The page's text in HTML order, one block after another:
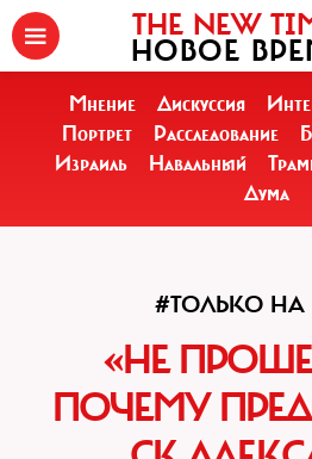
THE NEW
НОВОЕ
Мнение Дискуссия
Портрет
Расследование
Израиль
Навальный
Дума
#ТОЛЬКО НА
«НЕ
ПОЧЕМУ